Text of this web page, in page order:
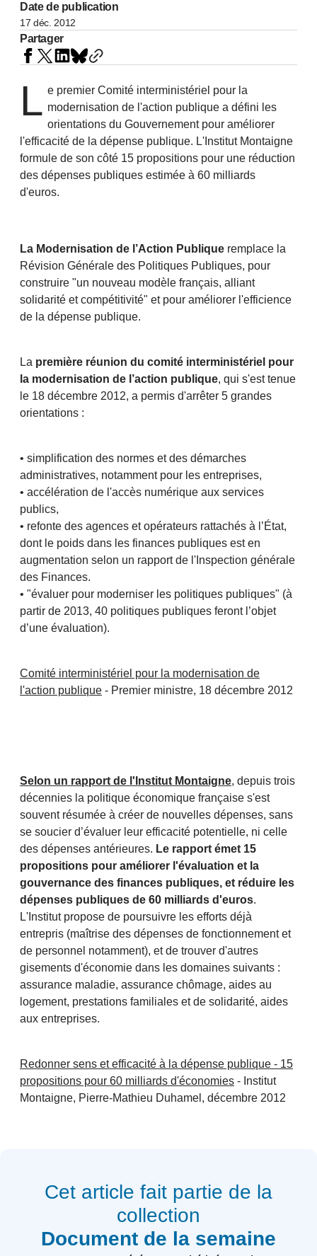
Date de publication
17 déc. 2012
Partager
L e premier Comité interministériel pour la
modernisation de l'action publique a défini les
orientations du Gouvernement pour améliorer
l'efficacité de la dépense publique. L'Institut Montaigne
formule de son côté 15 propositions pour une réduction
des dépenses publiques estimée à 60 milliards
d'euros.
La Modernisation de l’Action Publique remplace la
Révision Générale des Politiques Publiques, pour
construire "un nouveau modèle français, alliant
solidarité et compétitivité" et pour améliorer l'efficience
de la dépense publique.
La première réunion du comité interministériel pour
la modernisation de l’action publique, qui s'est tenue
le 18 décembre 2012, a permis d'arrêter 5 grandes
orientations :
• simplification des normes et des démarches
administratives, notamment pour les entreprises,
• accélération de l'accès numérique aux services
publics,
• refonte des agences et opérateurs rattachés à l’État,
dont le poids dans les finances publiques est en
augmentation selon un rapport de l'Inspection générale
des Finances.
• "évaluer pour moderniser les politiques publiques" (à
partir de 2013, 40 politiques publiques feront l’objet
d’une évaluation).
Comité interministériel pour la modernisation de
l'action publique - Premier ministre, 18 décembre 2012
Selon un rapport de l'Institut Montaigne, depuis trois
décennies la politique économique française s'est
souvent résumée à créer de nouvelles dépenses, sans
se soucier d’évaluer leur efficacité potentielle, ni celle
des dépenses antérieures. Le rapport émet 15
propositions pour améliorer l'évaluation et la
gouvernance des finances publiques, et réduire les
dépenses publiques de 60 milliards d'euros.
L'Institut propose de poursuivre les efforts déjà
entrepris (maîtrise des dépenses de fonctionnement et
de personnel notamment), et de trouver d'autres
gisements d'économie dans les domaines suivants :
assurance maladie, assurance chômage, aides au
logement, prestations familiales et de solidarité, aides
aux entreprises.
Redonner sens et efficacité à la dépense publique - 15
propositions pour 60 milliards d'économies - Institut
Montaigne, Pierre-Mathieu Duhamel, décembre 2012
Cet article fait partie de la
collection
Document de la semaine